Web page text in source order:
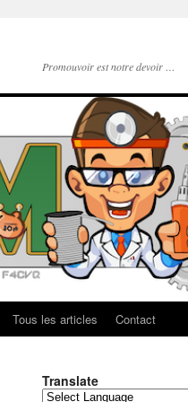
Promouvoir est notre devoir …
Tous les articles Contact
Translate